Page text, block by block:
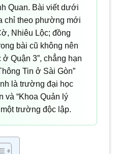
Quan. Bài viết dưới
chỉ theo phường mới
Nhiêu Lộc; đồng
bài cũ không nên
Quận 3”, chẳng hạn
Tin ở Sài Gòn”
là trường đại học
và “Khoa Quản lý
trường độc lập.